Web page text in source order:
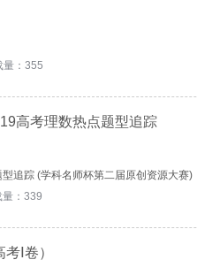
量：355
高考理数热点题型追踪
追踪 (学科名师杯第二届原创资源大赛)
量：339
Ⅰ卷）